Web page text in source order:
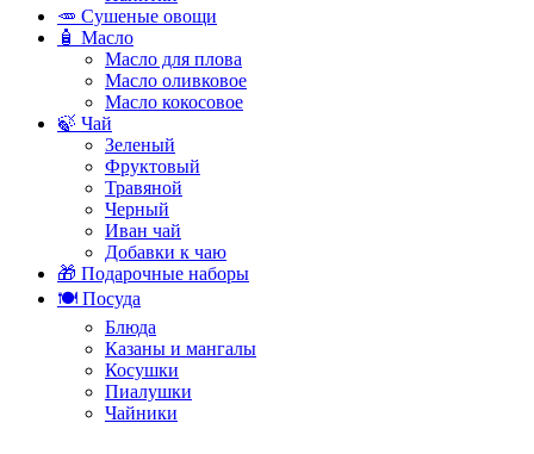
🥕 Сушеные овощи
🧴 Масло
Масло для плова
Масло оливковое
Масло кокосовое
🍃 Чай
Зеленый
Фруктовый
Травяной
Черный
Иван чай
Добавки к чаю
🎁 Подарочные наборы
🍽️ Посуда
Блюда
Казаны и мангалы
Косушки
Пиалушки
Чайники